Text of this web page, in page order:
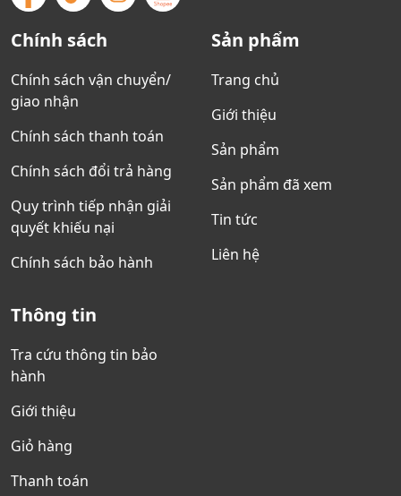
Chính sách
Chính sách vận chuyển/
giao nhận
Chính sách thanh toán
Chính sách đổi trả hàng
Quy trình tiếp nhận giải
quyết khiếu nại
Chính sách bảo hành
Sản phẩm
Trang chủ
Giới thiệu
Sản phẩm
Sản phẩm đã xem
Tin tức
Liên hệ
Thông tin
Tra cứu thông tin bảo
hành
Giới thiệu
Giỏ hàng
Thanh toán